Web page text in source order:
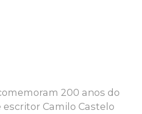
200 anos do
Camilo Castelo